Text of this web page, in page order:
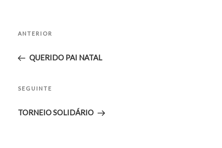
de
Conteúdo
ANTERIOR
QUERIDO PAI NATAL
Conteúdo
SEGUINTE
TORNEIO SOLIDÁRIO